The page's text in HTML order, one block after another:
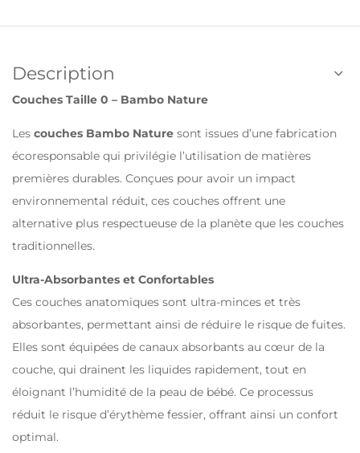
Description
Couches Taille 0 – Bambo Nature
Les couches Bambo Nature sont issues d’une fabrication
écoresponsable qui privilégie l’utilisation de matières
premières durables. Conçues pour avoir un impact
environnemental réduit, ces couches offrent une
alternative plus respectueuse de la planète que les couches
traditionnelles.
Ultra-Absorbantes et Confortables
Ces couches anatomiques sont ultra-minces et très
absorbantes, permettant ainsi de réduire le risque de fuites.
Elles sont équipées de canaux absorbants au cœur de la
couche, qui drainent les liquides rapidement, tout en
éloignant l’humidité de la peau de bébé. Ce processus
réduit le risque d’érythème fessier, offrant ainsi un confort
optimal.